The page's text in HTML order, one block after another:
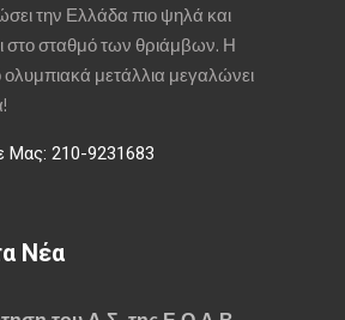
την Ελλάδα πιο ψηλά και
στο σταθμό των θριάμβων. Η
μετάλλια μεγαλώνει
Μας: 210-9231683
Νέα